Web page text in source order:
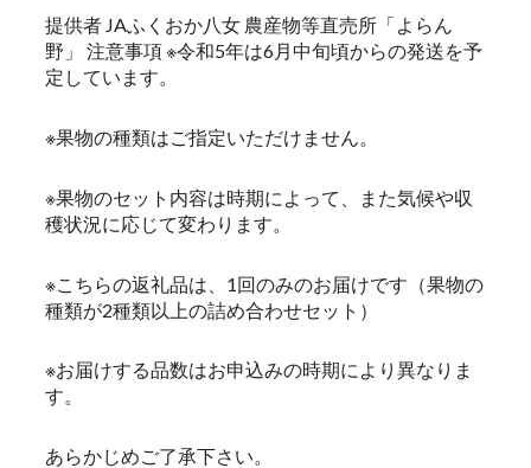
提供者 JAふくおか八女 農産物等直売所「よらん
野」 注意事項 ※令和5年は6月中旬頃からの発送を予
定しています。
※果物の種類はご指定いただけません。
※果物のセット内容は時期によって、また気候や収
穫状況に応じて変わります。
※こちらの返礼品は、1回のみのお届けです（果物の
種類が2種類以上の詰め合わせセット）
※お届けする品数はお申込みの時期により異なりま
す。
あらかじめご了承下さい。